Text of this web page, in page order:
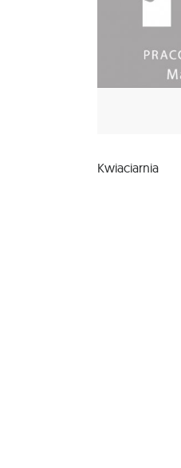
Kwiaciarnia